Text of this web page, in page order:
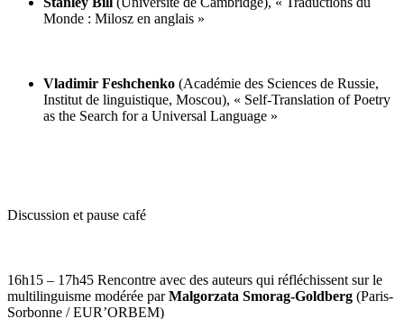
Monde : Milosz en anglais »
Vladimir Feshchenko (Académie des Sciences de Russie,
Institut de linguistique, Moscou), « Self-Translation of Poetry
as the Search for a Universal Language »
Discussion et pause café
16h15 – 17h45 Rencontre avec des auteurs qui réfléchissent sur le
multilinguisme modérée parMalgorzata Smorag-Goldberg (Paris-
Sorbonne / EUR’ORBEM)